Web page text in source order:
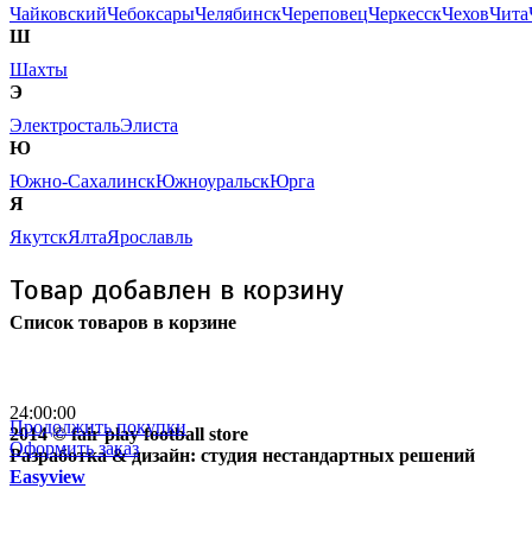
ЧайковскийЧебоксарыЧелябинскЧереповецЧеркесскЧеховЧита
Ш
Шахты
Э
ЭлектростальЭлиста
Ю
Южно-СахалинскЮжноуральскЮрга
Я
ЯкутскЯлтаЯрославль
Товар добавлен в корзину
Список товаров в корзине
Продолжить покупки
Оформить заказ
24:00:00
2014 © fair play football store
Разработка & дизайн: студия нестандартных решений
Easyview